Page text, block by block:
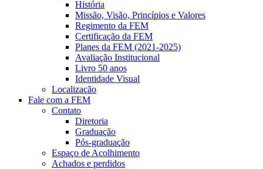
História
Missão, Visão, Princípios e Valores
Regimento da FEM
Certificação da FEM
Planes da FEM (2021-2025)
Avaliação Institucional
Livro 50 anos
Identidade Visual
Localização
Fale com a FEM
Contato
Diretoria
Graduação
Pós-graduação
Espaço de Acolhimento
Achados e perdidos